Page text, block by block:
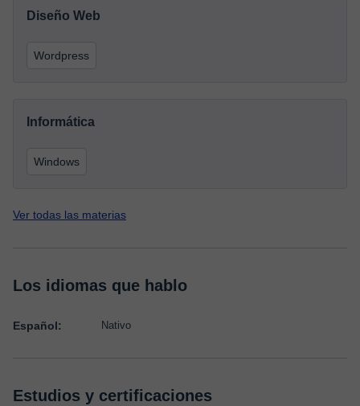
Diseño Web
Wordpress
Informática
Windows
Ver todas las materias
Los idiomas que hablo
Español: Nativo
Estudios y certificaciones